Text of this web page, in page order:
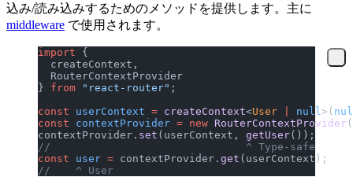
込み/読み込みするためのメソッドを提供します。主に
middleware で使用されます。
import {
  createContext,
  RouterContextProvider
} from "react-router" ;
const userContext = createContext<User null >(
const contextProvider = new RouterContextProvider
contextProvider. set (userContext, getUser());
//                               ^ Type-safe
const user = contextProvider. get (userContext);
//    ^ User